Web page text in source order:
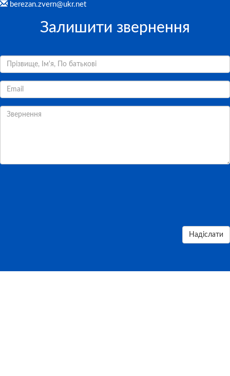
berezan.zvern@ukr.net
Залишити звернення
Надіслати